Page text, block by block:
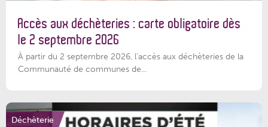
Accès aux déchèteries : carte obligatoire dès
le 2 septembre 2026
À partir du 2 septembre 2026, l’accès aux déchèteries de la
Communauté de communes de...
Déchèterie